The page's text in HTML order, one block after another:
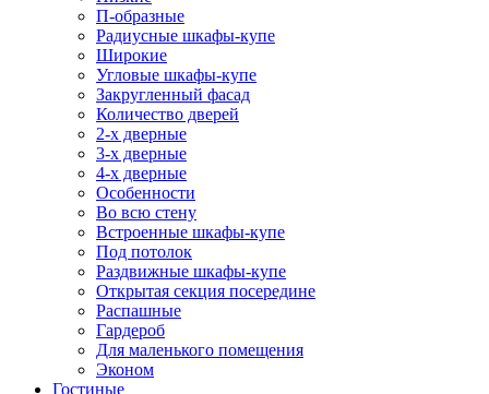
П-образные
Радиусные шкафы-купе
Широкие
Угловые шкафы-купе
Закругленный фасад
Количество дверей
2-х дверные
3-х дверные
4-х дверные
Особенности
Во всю стену
Встроенные шкафы-купе
Под потолок
Раздвижные шкафы-купе
Открытая секция посередине
Распашные
Гардероб
Для маленького помещения
Эконом
Гостиные